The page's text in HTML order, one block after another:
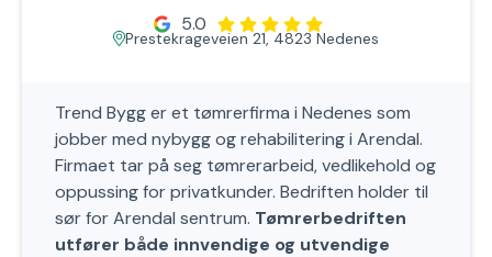
5.0
Prestekrageveien 21, 4823 Nedenes
Trend Bygg er et tømrerfirma i Nedenes som
jobber med nybygg og rehabilitering i Arendal.
Firmaet tar på seg tømrerarbeid, vedlikehold og
oppussing for privatkunder. Bedriften holder til
sør for Arendal sentrum. Tømrerbedriften
utfører både innvendige og utvendige